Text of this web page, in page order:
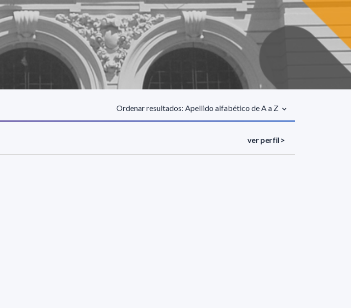
Ordenar resultados: Apellido alfabético de A a Z
ver perfil >